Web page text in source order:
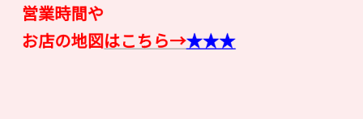
営業時間や
お店の地図はこちら→★★★